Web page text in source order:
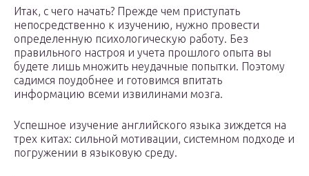
Итак, с чего начать? Прежде чем приступать
непосредственно к изучению, нужно провести
определенную психологическую работу. Без
правильного настроя и учета прошлого опыта вы
будете лишь множить неудачные попытки. Поэтому
садимся поудобнее и готовимся впитать
информацию всеми извилинами мозга.
Успешное изучение английского языка зиждется на
трех китах: сильной мотивации, системном подходе и
погружении в языковую среду.